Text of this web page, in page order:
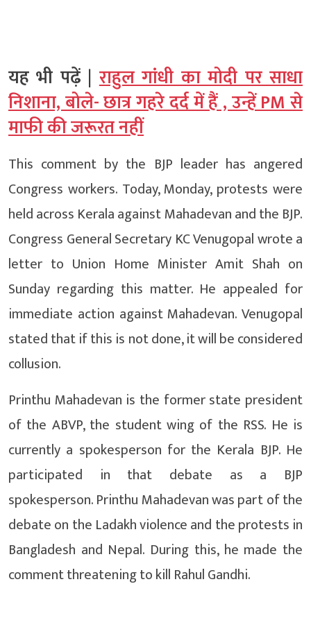
यह भी पढ़ें |राहुल गांधी का मोदी पर साधा
निशाना, बोले- छात्र गहरे दर्द में हैं , उन्हें PM से
माफी की जरूरत नहीं
This comment by the BJP leader has angered
Congress workers. Today, Monday, protests were
held across Kerala against Mahadevan and the BJP.
Congress General Secretary KC Venugopal wrote a
letter to Union Home Minister Amit Shah on
Sunday regarding this matter. He appealed for
immediate action against Mahadevan. Venugopal
stated that if this is not done, it will be considered
collusion.
Printhu Mahadevan is the former state president
of the ABVP, the student wing of the RSS. He is
currently a spokesperson for the Kerala BJP. He
participated in that debate as a BJP
spokesperson. Printhu Mahadevan was part of the
debate on the Ladakh violence and the protests in
Bangladesh and Nepal. During this, he made the
comment threatening to kill Rahul Gandhi.